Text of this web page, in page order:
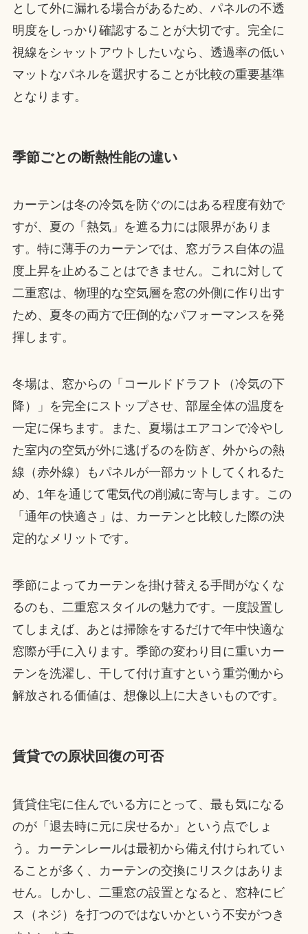
として外に漏れる場合があるため、パネルの不透
明度をしっかり確認することが大切です。完全に
視線をシャットアウトしたいなら、透過率の低い
マットなパネルを選択することが比較の重要基準
となります。
季節ごとの断熱性能の違い
カーテンは冬の冷気を防ぐのにはある程度有効で
すが、夏の「熱気」を遮る力には限界がありま
す。特に薄手のカーテンでは、窓ガラス自体の温
度上昇を止めることはできません。これに対して
二重窓は、物理的な空気層を窓の外側に作り出す
ため、夏冬の両方で圧倒的なパフォーマンスを発
揮します。
冬場は、窓からの「コールドドラフト（冷気の下
降）」を完全にストップさせ、部屋全体の温度を
一定に保ちます。また、夏場はエアコンで冷やし
た室内の空気が外に逃げるのを防ぎ、外からの熱
線（赤外線）もパネルが一部カットしてくれるた
め、1年を通じて電気代の削減に寄与します。この
「通年の快適さ」は、カーテンと比較した際の決
定的なメリットです。
季節によってカーテンを掛け替える手間がなくな
るのも、二重窓スタイルの魅力です。一度設置し
てしまえば、あとは掃除をするだけで年中快適な
窓際が手に入ります。季節の変わり目に重いカー
テンを洗濯し、干して付け直すという重労働から
解放される価値は、想像以上に大きいものです。
賃貸での原状回復の可否
賃貸住宅に住んでいる方にとって、最も気になる
のが「退去時に元に戻せるか」という点でしょ
う。カーテンレールは最初から備え付けられてい
ることが多く、カーテンの交換にリスクはありま
せん。しかし、二重窓の設置となると、窓枠にビ
ス（ネジ）を打つのではないかという不安がつき